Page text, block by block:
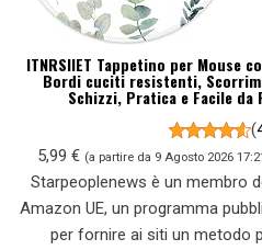
ITNRSIIET Tappetino per Mouse
Bordi cuciti resistenti,
Schizzi, Pratica e Facile
(
5,99 € (a partire da 9 Agosto 2026
Starpeoplenews è un membro
Amazon UE, un programma
per fornire ai siti un metodo